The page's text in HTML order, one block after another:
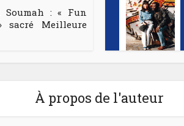
Soumah : « Fun
sacré Meilleure
À propos de l'auteur